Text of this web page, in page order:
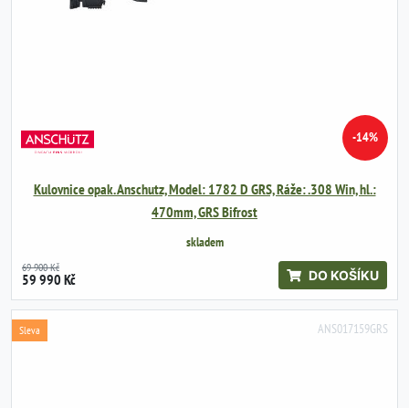
-14%
Kulovnice opak. Anschutz, Model: 1782 D GRS, Ráže: .308 Win, hl.:
470mm, GRS Bifrost
skladem
69 900 Kč
59 990 Kč DO KOŠÍKU
ANS017159GRS
Sleva